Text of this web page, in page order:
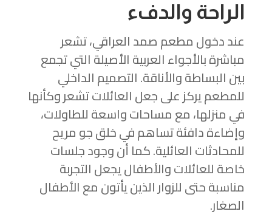
الراحة والدفء
عند دخول مطعم صمد العراقي، تشعر
مباشرة بالأجواء العربية الأصيلة التي تجمع
بين البساطة والأناقة. التصميم الداخلي
للمطعم يركز على جعل العائلات تشعر وكأنها
في منزلها، مع مساحات واسعة للطاولات،
وإضاءة دافئة تساهم في خلق جو مريح
للمحادثات العائلية. كما أن وجود جلسات
خاصة للعائلات والأطفال يجعل التجربة
مناسبة حتى للزوار الذين يأتون مع الأطفال
الصغار.